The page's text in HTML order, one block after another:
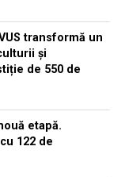
transformă un
și
de 550 de
etapă.
122 de